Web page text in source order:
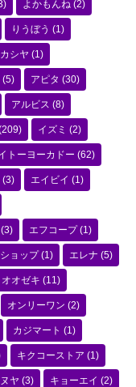
よかもんね (2)
りうぼう (1)
シヤ (1)
(5) アピタ (30)
アルビス (8)
イズミ (2)
トーヨーカドー (62)
(3) エイビイ (1)
(3) エフコープ(1)
ョップ(1) エレナ (5)
オオゼキ (11)
オンリーワン (2)
カジマート (1)
キクコーストア (1)
ヤ (3) キョーエイ (2)